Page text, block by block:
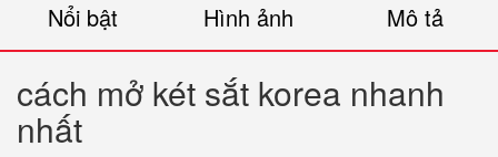
Nổi bật Hình ảnh Mô tả
cách mở két sắt korea nhanh
nhất